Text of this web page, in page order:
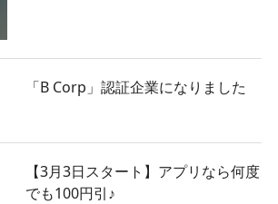
「B Corp」認証企業になりました
【3月3日スタート】アプリなら何度
でも100円引♪